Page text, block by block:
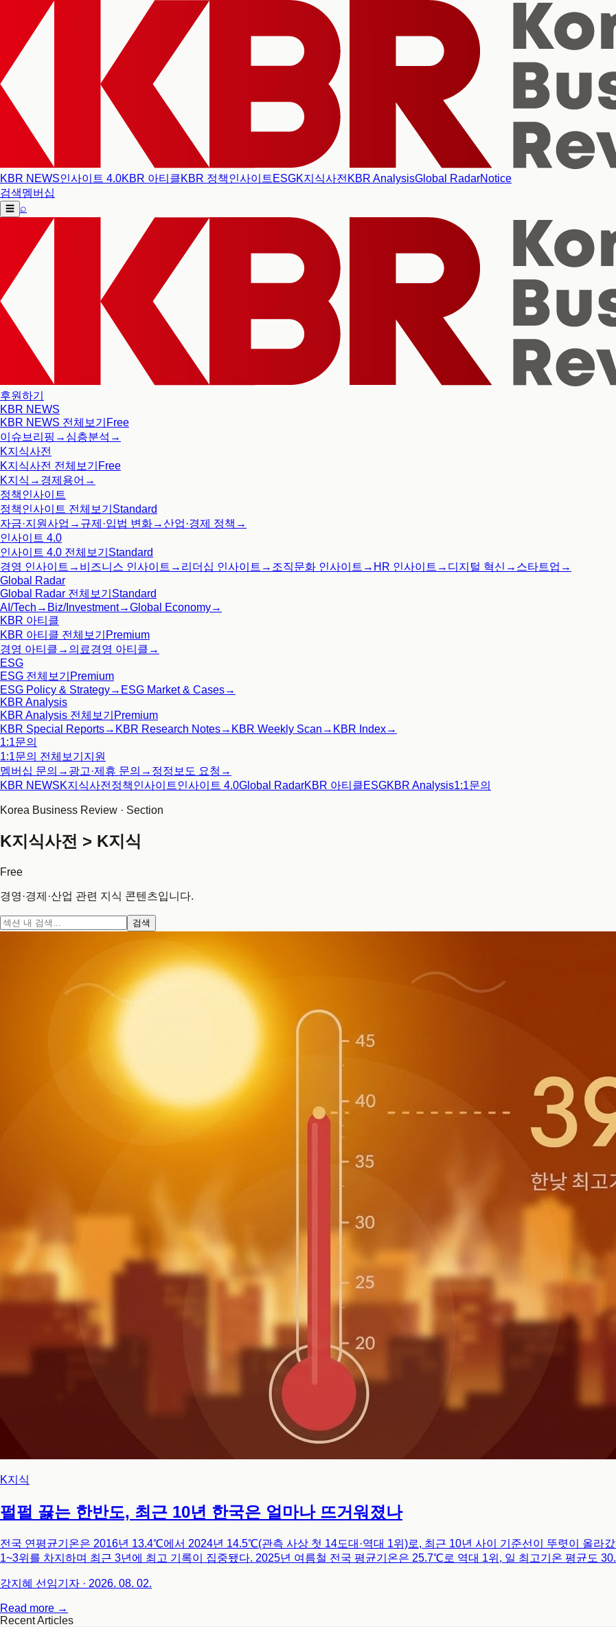
KBR NEWS인사이트 4.0KBR 아티클KBR 정책인사이트 ESGK지식사전 KBR AnalysisGlobal RadarNotice
검색멤버십
☰ ⌕
후원하기
KBR NEWS
KBR NEWS 전체보기 Free
이슈브리핑 → 심층분석 →
K지식사전
K지식사전 전체보기 Free
K지식 → 경제용어 →
정책인사이트
정책인사이트 전체보기 Standard
자금·지원사업 → 규제·입법 변화→산업·경제 정책 →
인사이트 4.0
인사이트 4.0 전체보기 Standard
경영 인사이트 → 비즈니스 인사이트 → 리더십 인사이트 → 조직문화 인사이트 → HR 인사이트 → 디지털 혁신 → 스타트업 →
Global Radar
Global Radar 전체보기 Standard
AI/Tech → Biz/Investment→Global Economy→
KBR 아티클
KBR 아티클 전체보기 Premium
경영 아티클 → 의료경영 아티클 →
ESG
ESG 전체보기 Premium
ESG Policy & Strategy→ ESG Market & Cases→
KBR Analysis
KBR Analysis 전체보기 Premium
KBR Special Reports→ KBR Research Notes→ KBR Weekly Scan → KBR Index→
1:1문의
1:1문의 전체보기 지원
멤버십 문의 → 광고·제휴 문의 → 정정보도 요청 →
KBR NEWSK지식사전 정책인사이트인사이트 4.0Global RadarKBR 아티클ESGKBR Analysis1:1문의
Korea Business Review · Section
K지식사전 > K지식
Free
경영·경제·산업 관련 지식 콘텐츠입니다.
검색
K지식
펄펄 끓는 한반도, 최근 10년 한국은 얼마나 뜨거워졌나
전국 연평균기온은 2016년 13.4℃에서 2024년 14.5℃(관측 사상 첫 14도대·역대 1위)로, 최근 10년 사이 기준선이 뚜렷이 올라
1~3위를 차지하며 최근 3년에 최고 기록이 집중됐다. 2025년 여름철 전국 평균기온은 25.7℃로 역대 1위, 일 최고기온 평균도
구조적 변수로 확대되고 있다.
강지혜 선임기자 · 2026. 08. 02.
Read more →
Recent Articles